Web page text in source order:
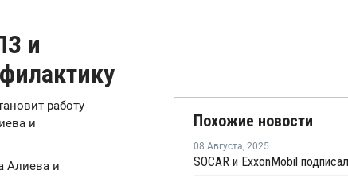
и
работу
и
Алиева и
Похожие новости
08 Августа, 2025